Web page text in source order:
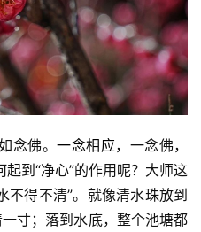
念佛。一念相应，一念佛，
到“净心”的作用呢？大师这
不得不清”。就像清水珠放到
寸；落到水底，整个池塘都